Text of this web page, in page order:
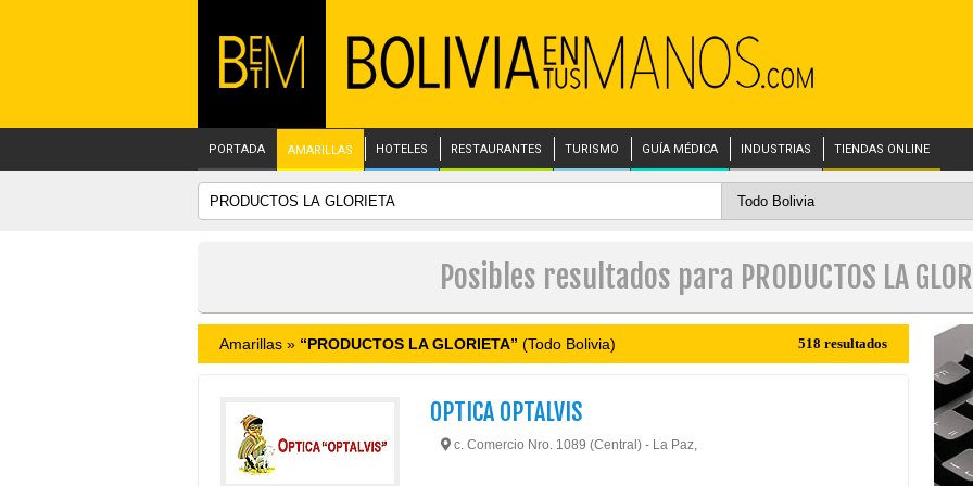
PORTADA AMARILLAS HOTELES RESTAURANTES TURISMO GUÍA MÉDICA INDUSTRIAS TIENDAS ONLINE
Posibles resultados para PRODUCTOS LA
Amarillas » “PRODUCTOS LA GLORIETA” (Todo Bolivia) 518 resultados
OPTICA OPTALVIS
c. Comercio Nro. 1089 (Central) - La Paz,